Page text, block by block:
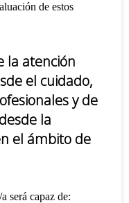
de estos
la atención
el cuidado,
y de
la
el ámbito de
será capaz de: